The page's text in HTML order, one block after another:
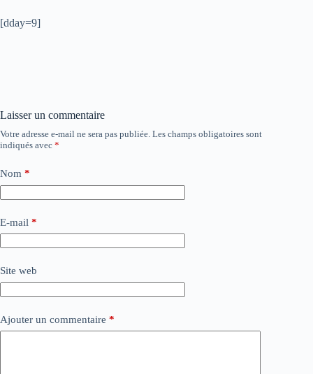
[dday=9]
Laisser un commentaire
Votre adresse e-mail ne sera pas publiée. Les champs obligatoires sont
indiqués avec *
Nom *
E-mail *
Site web
Ajouter un commentaire *